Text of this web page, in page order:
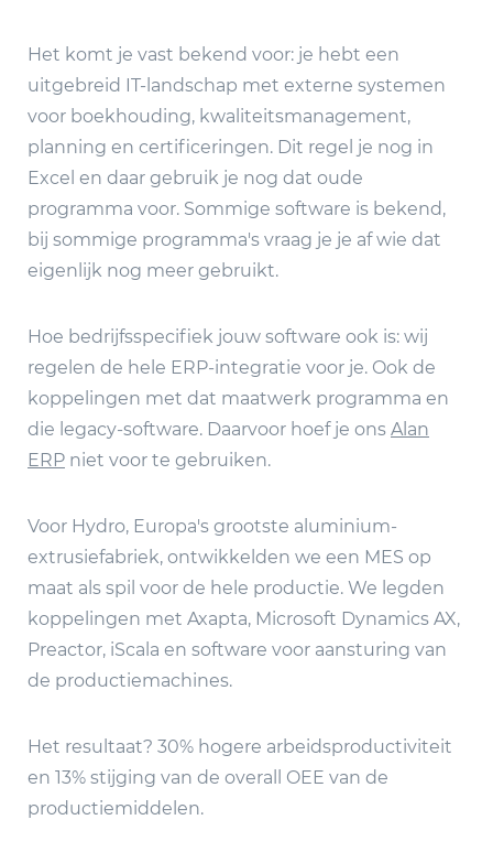
Het komt je vast bekend voor: je hebt een
uitgebreid IT-landschap met externe systemen
voor boekhouding, kwaliteitsmanagement,
planning en certificeringen. Dit regel je nog in
Excel en daar gebruik je nog dat oude
programma voor. Sommige software is bekend,
bij sommige programma's vraag je je af wie dat
eigenlijk nog meer gebruikt.
Hoe bedrijfsspecifiek jouw software ook is: wij
regelen de hele ERP-integratie voor je. Ook de
koppelingen met dat maatwerk programma en
die legacy-software. Daarvoor hoef je ons Alan
ERP niet voor te gebruiken.
Voor Hydro, Europa's grootste aluminium-
extrusiefabriek, ontwikkelden we een MES op
maat als spil voor de hele productie. We legden
koppelingen met Axapta, Microsoft Dynamics AX,
Preactor, iScala en software voor aansturing van
de productiemachines.
Het resultaat? 30% hogere arbeidsproductiviteit
en 13% stijging van de overall OEE van de
productiemiddelen.